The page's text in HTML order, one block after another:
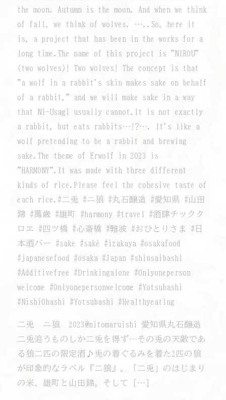
the moon. Autumn is the moon. And when we think
of fall, we think of wolves. …..So, here it
is, a project that has been in the works for a
long time.The name of this project is "NIROU"
(two wolves)! Two wolves! The concept is that
"a wolf in a rabbit's skin makes sake on behalf
of a rabbit," and we will make sake in a way
that Ni-Usagi usually cannot.It is not exactly
a rabbit, but eats rabbits…!?…. It's like a
wolf pretending to be a rabbit and brewing
sake.The theme of Erwolf in 2023 is
"HARMONY".It was made with three different
kinds of rice.Please feel the cohesive taste of
each rice.#二兎 #ニ狼 #丸石醸造 #愛知県 #山田
錦 #萬歳 #雄町 #harmony #travel #酒肆チックク
ロエ #四ツ橋 #心斎橋 #難波 #おひとりさま #日
本酒バー #sake #saké #izakaya #osakafood
#japanesefood #osaka #Japan #shinsaibashi
#Additivefree #Drinkingalone #Onlyoneperson
welcome #Onlyonepersonwelcome #Yotsubashi
#NishiOhashi #Yotsubashi #Healthyeating
二兎 ニ狼 2023@nitomaruishi 愛知県丸石醸造
二兎追うものしか二兎を得ず…その兎の天敵であ
る狼二匹の限定酒♪兎の着ぐるみを着た2匹の狼
が印象的なラベル『二狼』。「二兎」のはじまり
の米、雄町と山田錦。そして […]